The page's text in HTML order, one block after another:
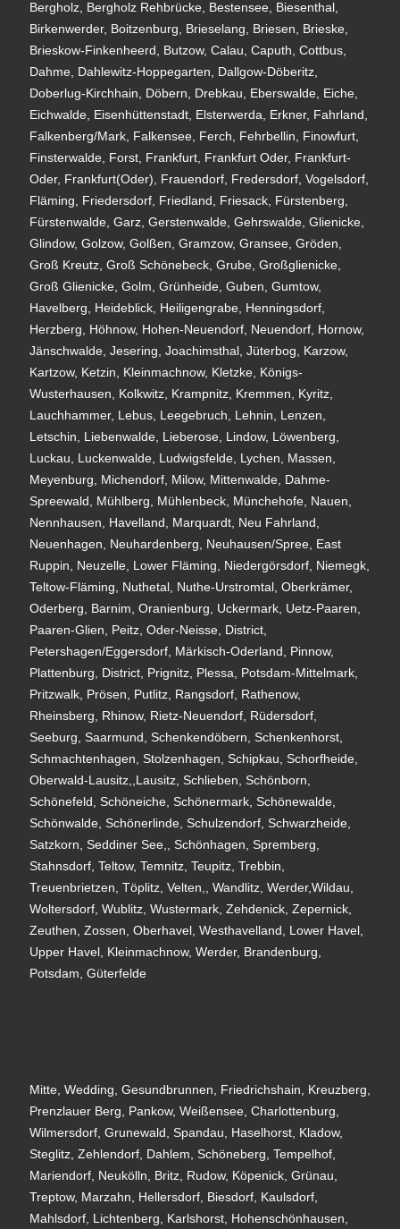
Bergholz, Bergholz Rehbrücke, Bestensee, Biesenthal,
Birkenwerder, Boitzenburg, Brieselang, Briesen, Brieske,
Brieskow-Finkenheerd, Butzow, Calau, Caputh, Cottbus,
Dahme, Dahlewitz-Hoppegarten, Dallgow-Döberitz,
Doberlug-Kirchhain, Döbern, Drebkau, Eberswalde, Eiche,
Eichwalde, Eisenhüttenstadt, Elsterwerda, Erkner, Fahrland,
Falkenberg/Mark, Falkensee, Ferch, Fehrbellin, Finowfurt,
Finsterwalde, Forst, Frankfurt, Frankfurt Oder, Frankfurt-
Oder, Frankfurt(Oder), Frauendorf, Fredersdorf, Vogelsdorf,
Fläming, Friedersdorf, Friedland, Friesack, Fürstenberg,
Fürstenwalde, Garz, Gerstenwalde, Gehrswalde, Glienicke,
Glindow, Golzow, Golßen, Gramzow, Gransee, Gröden,
Groß Kreutz, Groß Schönebeck, Grube, Großglienicke,
Groß Glienicke, Golm, Grünheide, Guben, Gumtow,
Havelberg, Heideblick, Heiligengrabe, Henningsdorf,
Herzberg, Höhnow, Hohen-Neuendorf, Neuendorf, Hornow,
Jänschwalde, Jesering, Joachimsthal, Jüterbog, Karzow,
Kartzow, Ketzin, Kleinmachnow, Kletzke, Königs-
Wusterhausen, Kolkwitz, Krampnitz, Kremmen, Kyritz,
Lauchhammer, Lebus, Leegebruch, Lehnin, Lenzen,
Letschin, Liebenwalde, Lieberose, Lindow, Löwenberg,
Luckau, Luckenwalde, Ludwigsfelde, Lychen, Massen,
Meyenburg, Michendorf, Milow, Mittenwalde, Dahme-
Spreewald, Mühlberg, Mühlenbeck, Münchehofe, Nauen,
Nennhausen, Havelland, Marquardt, Neu Fahrland,
Neuenhagen, Neuhardenberg, Neuhausen/Spree, East
Ruppin, Neuzelle, Lower Fläming, Niedergörsdorf, Niemegk,
Teltow-Fläming, Nuthetal, Nuthe-Urstromtal, Oberkrämer,
Oderberg, Barnim, Oranienburg, Uckermark, Uetz-Paaren,
Paaren-Glien, Peitz, Oder-Neisse, District,
Petershagen/Eggersdorf, Märkisch-Oderland, Pinnow,
Plattenburg, District, Prignitz, Plessa, Potsdam-Mittelmark,
Pritzwalk, Prösen, Putlitz, Rangsdorf, Rathenow,
Rheinsberg, Rhinow, Rietz-Neuendorf, Rüdersdorf,
Seeburg, Saarmund, Schenkendöbern, Schenkenhorst,
Schmachtenhagen, Stolzenhagen, Schipkau, Schorfheide,
Oberwald-Lausitz,,Lausitz, Schlieben, Schönborn,
Schönefeld, Schöneiche, Schönermark, Schönewalde,
Schönwalde, Schönerlinde, Schulzendorf, Schwarzheide,
Satzkorn, Seddiner See,, Schönhagen, Spremberg,
Stahnsdorf, Teltow, Temnitz, Teupitz, Trebbin,
Treuenbrietzen, Töplitz, Velten,, Wandlitz, Werder,Wildau,
Woltersdorf, Wublitz, Wustermark, Zehdenick, Zepernick,
Zeuthen, Zossen, Oberhavel, Westhavelland, Lower Havel,
Upper Havel, Kleinmachnow, Werder, Brandenburg,
Potsdam, Güterfelde
Mitte, Wedding, Gesundbrunnen, Friedrichshain, Kreuzberg,
Prenzlauer Berg, Pankow, Weißensee, Charlottenburg,
Wilmersdorf, Grunewald, Spandau, Haselhorst, Kladow,
Steglitz, Zehlendorf, Dahlem, Schöneberg, Tempelhof,
Mariendorf, Neukölln, Britz, Rudow, Köpenick, Grünau,
Treptow, Marzahn, Hellersdorf, Biesdorf, Kaulsdorf,
Mahlsdorf, Lichtenberg, Karlshorst, Hohenschönhausen,